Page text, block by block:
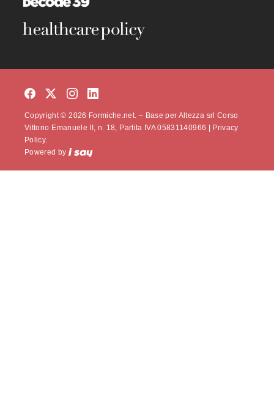
Copyright © 2026 Formiche.net. – Base per Altezza srl Corso
Vittorio Emanuele II, n. 18, Partita IVA 05831140966 | Privacy
Policy.
Powered by